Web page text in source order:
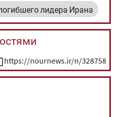
лидера Ирана
https://nournews.ir/n/328758